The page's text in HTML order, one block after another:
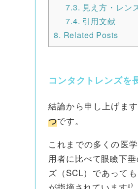
7.3. 見え方・レン
7.4. 引用文献
8. Related Posts
コンタクトレンズを
結論から申し上げま
つです。
これまでの多くの医
用者に比べて眼瞼下
ズ（SCL）であって